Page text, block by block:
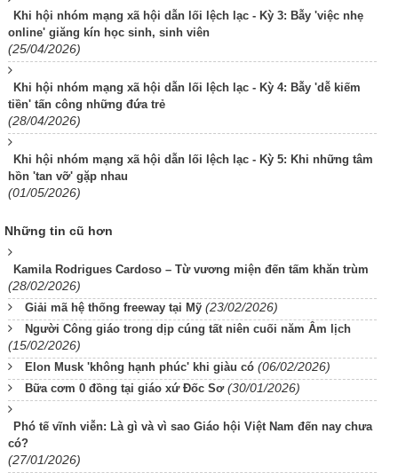
Khi hội nhóm mạng xã hội dẫn lối lệch lạc - Kỳ 3: Bẫy 'việc nhẹ
online' giăng kín học sinh, sinh viên
(25/04/2026)
Khi hội nhóm mạng xã hội dẫn lối lệch lạc - Kỳ 4: Bẫy 'dễ kiếm
tiền' tấn công những đứa trẻ
(28/04/2026)
Khi hội nhóm mạng xã hội dẫn lối lệch lạc - Kỳ 5: Khi những tâm
hồn 'tan vỡ' gặp nhau
(01/05/2026)
Những tin cũ hơn
Kamila Rodrigues Cardoso – Từ vương miện đến tấm khăn trùm
(28/02/2026)
Giải mã hệ thống freeway tại Mỹ (23/02/2026)
Người Công giáo trong dịp cúng tất niên cuối năm Âm lịch
(15/02/2026)
Elon Musk 'không hạnh phúc' khi giàu có (06/02/2026)
Bữa cơm 0 đồng tại giáo xứ Đốc Sơ (30/01/2026)
Phó tế vĩnh viễn: Là gì và vì sao Giáo hội Việt Nam đến nay chưa
có?
(27/01/2026)